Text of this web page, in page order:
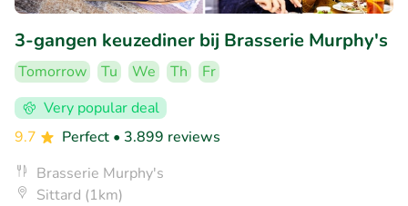
3-gangen keuzediner bij Brasserie Murphy's
Tomorrow Tu We Th
Fr
Very popular deal
9.7
Perfect • 3.899 reviews
Brasserie Murphy's
Sittard (1km)